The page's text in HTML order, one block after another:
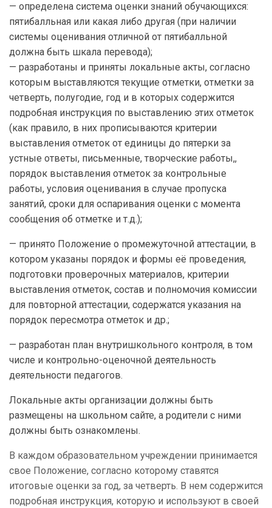
— определена система оценки знаний обучающихся:
пятибалльная или какая либо другая (при наличии
системы оценивания отличной от пятибалльной
должна быть шкала перевода);
— разработаны и приняты локальные акты, согласно
которым выставляются текущие отметки, отметки за
четверть, полугодие, год и в которых содержится
подробная инструкция по выставлению этих отметок
(как правило, в них прописываются критерии
выставления отметок от единицы до пятерки за
устные ответы, письменные, творческие работы,,
порядок выставления отметок за контрольные
работы, условия оценивания в случае пропуска
занятий, сроки для оспаривания оценки с момента
сообщения об отметке и т.д.);
— принято Положение о промежуточной аттестации, в
котором указаны порядок и формы её проведения,
подготовки проверочных материалов, критерии
выставления отметок, состав и полномочия комиссии
для повторной аттестации, содержатся указания на
порядок пересмотра отметок и др.;
— разработан план внутришкольного контроля, в том
числе и контрольно-оценочной деятельность
деятельности педагогов.
Локальные акты организации должны быть
размещены на школьном сайте, а родители с ними
должны быть ознакомлены.
В каждом образовательном учреждении принимается
свое Положение, согласно которому ставятся
итоговые оценки за год, за четверть. В нем содержится
подробная инструкция, которую и используют в своей